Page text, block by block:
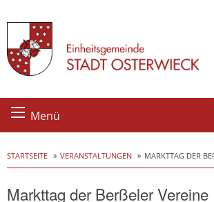
Skip
Menü
STARTSEITE VERANSTALTUNGEN MARKTTAG DER
Markttag der Berßeler Vereine